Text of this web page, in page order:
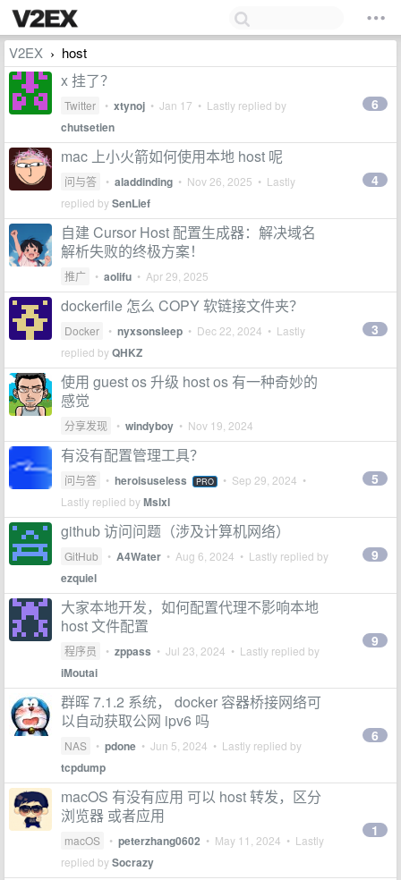
V2EX › host
x 挂了？
Twitter • xtynoj • Jan 17 • Lastly replied by
chutsetien
6
mac 上小火箭如何使用本地 host 呢
问与答 • aladdinding • Nov 26, 2025 • Lastly
replied bySenLief
4
自建 Cursor Host 配置生成器：解决域名
解析失败的终极方案！
推广 • aolifu • Apr 29, 2025
dockerfile 怎么 COPY 软链接文件夹？
Docker • nyxsonsleep • Dec 22, 2024 • Lastly
replied byQHKZ
3
使用 guest os 升级 host os 有一种奇妙的
感觉
分享发现 • windyboy • Nov 19, 2024
有没有配置管理工具？
问与答 • heroisuseless PRO • Sep 29, 2024 •
Lastly replied byMslxl
5
github 访问问题（涉及计算机网络）
GitHub • A4Water • Aug 6, 2024 • Lastly replied by
ezquiel
9
大家本地开发，如何配置代理不影响本地
host 文件配置
程序员 • zppass • Jul 23, 2024 • Lastly replied by
iMoutai
9
群晖 7.1.2 系统， docker 容器桥接网络可
以自动获取公网 ipv6 吗
NAS • pdone • Jun 5, 2024 • Lastly replied by
tcpdump
6
macOS 有没有应用 可以 host 转发，区分
浏览器 或者应用
macOS • peterzhang0602 • May 11, 2024 • Lastly
replied bySocrazy
1